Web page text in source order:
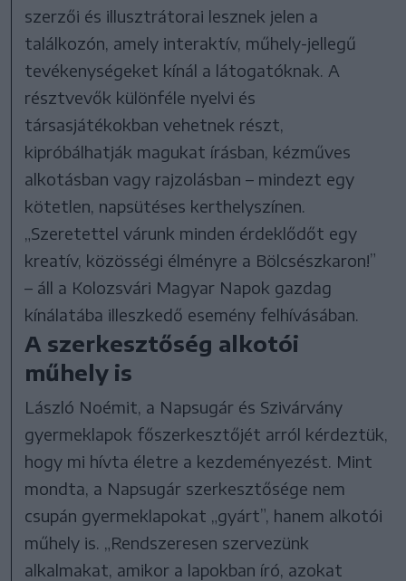
szerzői és illusztrátorai lesznek jelen a
találkozón, amely interaktív, műhely-jellegű
tevékenységeket kínál a látogatóknak. A
résztvevők különféle nyelvi és
társasjátékokban vehetnek részt,
kipróbálhatják magukat írásban, kézműves
alkotásban vagy rajzolásban – mindezt egy
kötetlen, napsütéses kerthelyszínen.
„Szeretettel várunk minden érdeklődőt egy
kreatív, közösségi élményre a Bölcsészkaron!”
– áll a Kolozsvári Magyar Napok gazdag
kínálatába illeszkedő esemény felhívásában.
A szerkesztőség alkotói
műhely is
László Noémit, a Napsugár és Szivárvány
gyermeklapok főszerkesztőjét arról kérdeztük,
hogy mi hívta életre a kezdeményezést. Mint
mondta, a Napsugár szerkesztősége nem
csupán gyermeklapokat „gyárt”, hanem alkotói
műhely is. „Rendszeresen szervezünk
alkalmakat, amikor a lapokban író, azokat